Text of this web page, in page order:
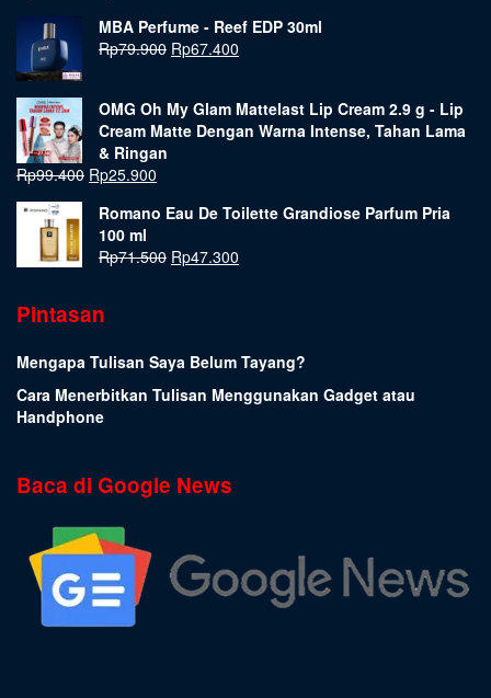
MBA Perfume - Reef EDP 30ml
Rp79.900 Rp67.400
OMG Oh My Glam Mattelast Lip Cream 2.9 g - Lip
Cream Matte Dengan Warna Intense, Tahan Lama
& Ringan
Rp99.400 Rp25.900
Romano Eau De Toilette Grandiose Parfum Pria
100 ml
Rp71.500 Rp47.300
Pintasan
Mengapa Tulisan Saya Belum Tayang?
Cara Menerbitkan Tulisan Menggunakan Gadget atau
Handphone
Baca di Google News